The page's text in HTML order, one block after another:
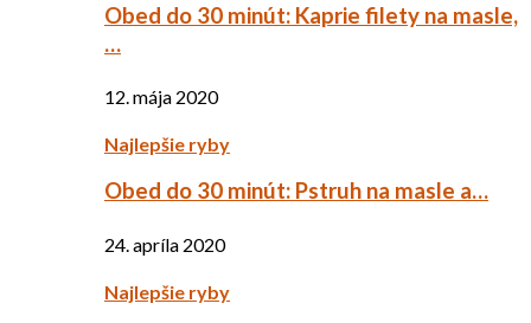
Obed do 30 minút: Kaprie filety na masle,
…
12. mája 2020
Najlepšie ryby
Obed do 30 minút: Pstruh na masle a…
24. apríla 2020
Najlepšie ryby